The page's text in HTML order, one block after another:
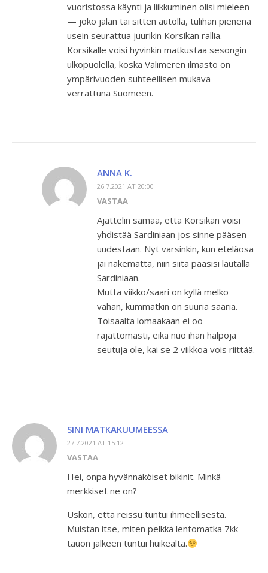
vuoristossa käynti ja liikkuminen olisi mieleen
— joko jalan tai sitten autolla, tulihan pienenä
usein seurattua juurikin Korsikan rallia.
Korsikalle voisi hyvinkin matkustaa sesongin
ulkopuolella, koska Välimeren ilmasto on
ympärivuoden suhteellisen mukava
verrattuna Suomeen.
ANNA K.
26.7.2021 AT 20:00
VASTAA
Ajattelin samaa, että Korsikan voisi
yhdistää Sardiniaan jos sinne pääsen
uudestaan. Nyt varsinkin, kun eteläosa
jäi näkemättä, niin siitä pääsisi lautalla
Sardiniaan.
Mutta viikko/saari on kyllä melko
vähän, kummatkin on suuria saaria.
Toisaalta lomaakaan ei oo
rajattomasti, eikä nuo ihan halpoja
seutuja ole, kai se 2 viikkoa vois riittää.
SINI MATKAKUUMEESSA
27.7.2021 AT 15:12
VASTAA
Hei, onpa hyvännäköiset bikinit. Minkä
merkkiset ne on?
Uskon, että reissu tuntui ihmeellisestä.
Muistan itse, miten pelkkä lentomatka 7kk
tauon jälkeen tuntui huikealta.